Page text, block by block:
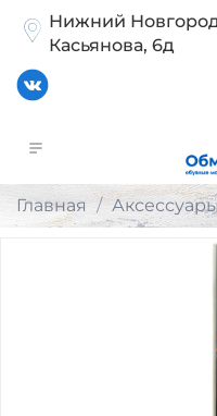
Нижний
Касьянова, 6д
Главная